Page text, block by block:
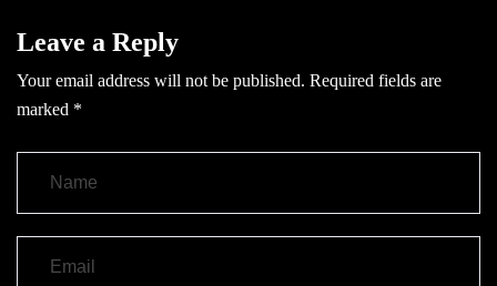
Leave a Reply
Your email address will not be published. Required fields are
marked *